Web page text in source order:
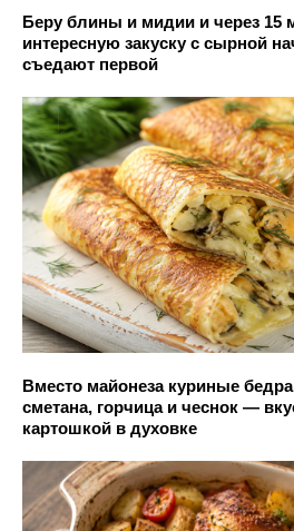
Беру блины и мидии и через 15
интересную закуску с сырной
съедают первой
Вместо майонеза куриные
сметана, горчица и чеснок —
картошкой в духовке